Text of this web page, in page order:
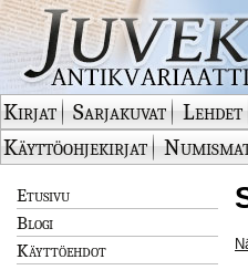
Kirjat Sarjakuvat Lehdet
Käyttöohjekirjat
Etusivu
Blogi
Käyttöehdot